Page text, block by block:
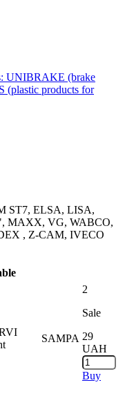
UNIBRAKE (brake
(plastic products for
ST7, ELSA, LISA,
MAXX, VG, WABCO,
, Z-CAM, IVECO
SAMPA
2
Sale
29
UAH
Buy